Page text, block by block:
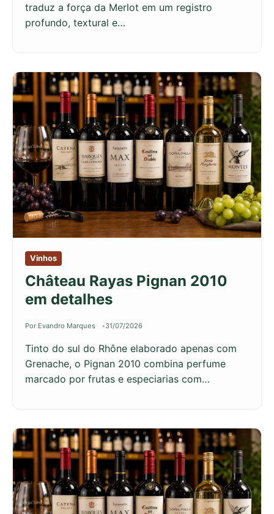
traduz a força da Merlot em um registro
profundo, textural e…
Vinhos
Château Rayas Pignan 2010
em detalhes
Por Evandro Marques 31/07/2026
Tinto do sul do Rhône elaborado apenas com
Grenache, o Pignan 2010 combina perfume
marcado por frutas e especiarias com…